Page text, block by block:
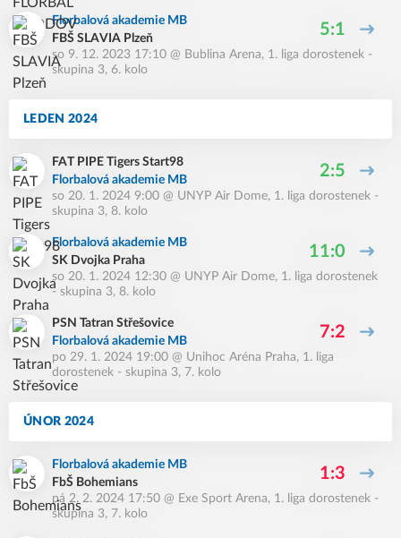
Florbalová akademie MB
FBŠ SLAVIA Plzeň
5:1
so 9. 12. 2023 17:10 @ Bublina Arena, 1. liga dorostenek -
skupina 3, 6. kolo
LEDEN 2024
FAT PIPE Tigers Start98
Florbalová akademie MB
2:5
so 20. 1. 2024 9:00 @ UNYP Air Dome, 1. liga dorostenek -
skupina 3, 8. kolo
Florbalová akademie MB
SK Dvojka Praha
11:0
so 20. 1. 2024 12:30 @ UNYP Air Dome, 1. liga dorostenek
- skupina 3, 8. kolo
PSN Tatran Střešovice
Florbalová akademie MB
7:2
po 29. 1. 2024 19:00 @ Unihoc Aréna Praha, 1. liga
dorostenek - skupina 3, 7. kolo
ÚNOR 2024
Florbalová akademie MB
FbŠ Bohemians
1:3
pá 2. 2. 2024 17:50 @ Exe Sport Arena, 1. liga dorostenek -
skupina 3, 7. kolo